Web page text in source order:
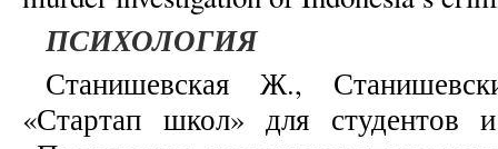
ПСИХОЛОГИЯ
Станишевская Ж.,
«Стартап школ» для студентов